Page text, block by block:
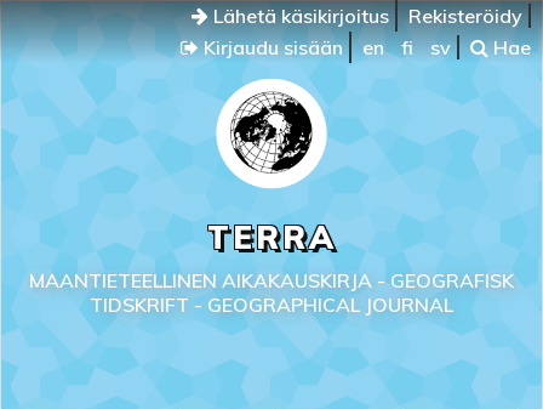
Lähetä käsikirjoitus
Rekisteröidy
Kirjaudu sisään
en fi sv Hae
TERRA
MAANTIETEELLINEN AIKAKAUSKIRJA - GEOGRAFISK
TIDSKRIFT - GEOGRAPHICAL JOURNAL